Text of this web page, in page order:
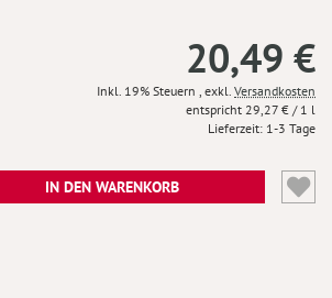
20,49 €
Inkl. 19% Steuern , exkl. Versandkosten
29,27 € / 1 l
Lieferzeit 1-3 Tage
IN DEN WARENKORB